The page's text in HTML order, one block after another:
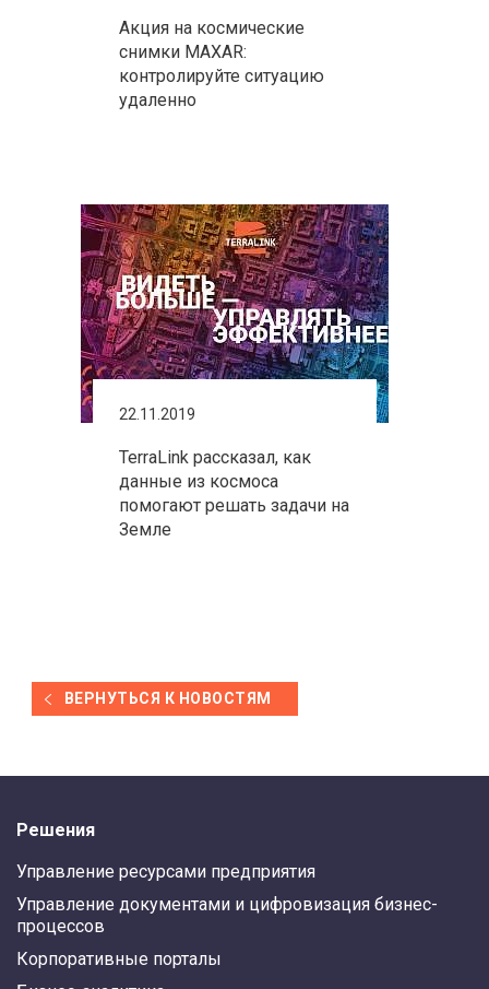
Акция на космические
снимки MAXAR:
контролируйте ситуацию
удаленно
22.11.2019
TerraLink рассказал, как
данные из космоса
помогают решать задачи на
Земле
ВЕРНУТЬСЯ К НОВОСТЯМ
Решения
Управление ресурсами предприятия
Управление документами и цифровизация бизнес-
процессов
Корпоративные порталы